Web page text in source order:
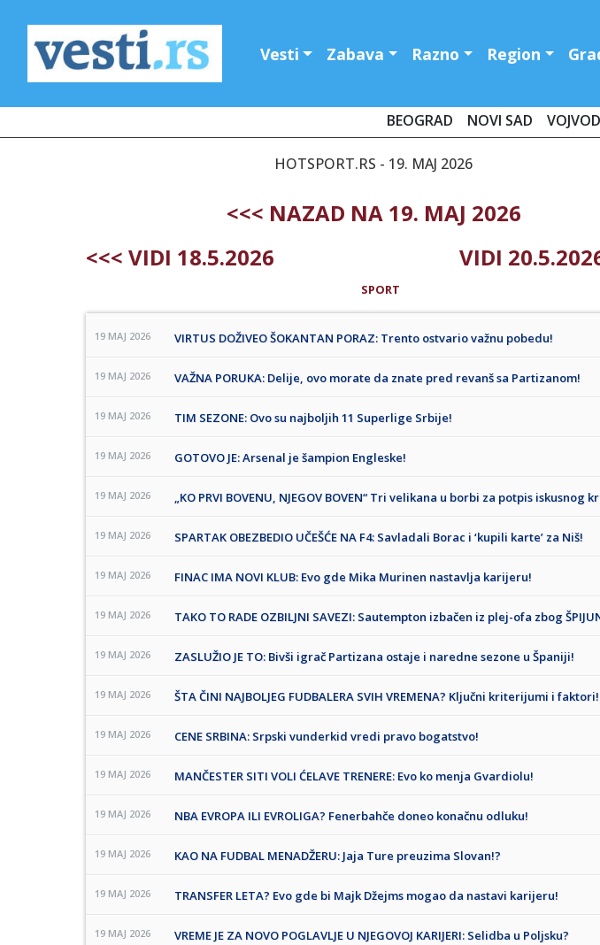
Vesti Zabava Razno Region
BEOGRAD NOVI SAD
HOTSPORT.RS - 19. MAJ 2026
<<< NAZAD NA 19. MAJ 2026
<<< VIDI 18.5.2026
VIDI
SPORT
19 MAJ 2026 VIRTUS DOŽIVEO ŠOKANTAN PORAZ: Trento ostvario važnu pobedu!
19 MAJ 2026 VAŽNA PORUKA: Delije, ovo morate da znate pred revanš sa Partizanom!
19 MAJ 2026 TIM SEZONE: Ovo su najboljih 11 Superlige Srbije!
19 MAJ 2026 GOTOVO JE: Arsenal je šampion Engleske!
19 MAJ 2026 „KO PRVI BOVENU, NJEGOV BOVEN“ Tri velikana u borbi za potpis iskusnog
19 MAJ 2026 SPARTAK OBEZBEDIO UČEŠĆE NA F4: Savladali Borac i ‘kupili karte’ za Niš!
19 MAJ 2026 FINAC IMA NOVI KLUB: Evo gde Mika Murinen nastavlja karijeru!
19 MAJ 2026 TAKO TO RADE OZBILJNI SAVEZI: Sautempton izbačen iz plej-ofa zbog
19 MAJ 2026 ZASLUŽIO JE TO: Bivši igrač Partizana ostaje i naredne sezone u Španiji!
19 MAJ 2026 ŠTA ČINI NAJBOLJEG FUDBALERA SVIH VREMENA? Ključni kriterijumi i faktori!
19 MAJ 2026 CENE SRBINA: Srpski vunderkid vredi pravo bogatstvo!
19 MAJ 2026 MANČESTER SITI VOLI ĆELAVE TRENERE: Evo ko menja Gvardiolu!
19 MAJ 2026 NBA EVROPA ILI EVROLIGA? Fenerbahče doneo konačnu odluku!
19 MAJ 2026 KAO NA FUDBAL MENADŽERU: Jaja Ture preuzima Slovan!?
19 MAJ 2026 TRANSFER LETA? Evo gde bi Majk Džejms mogao da nastavi karijeru!
19 MAJ 2026 VREME JE ZA NOVO POGLAVLJE U NJEGOVOJ KARIJERI: Selidba u Poljsku?